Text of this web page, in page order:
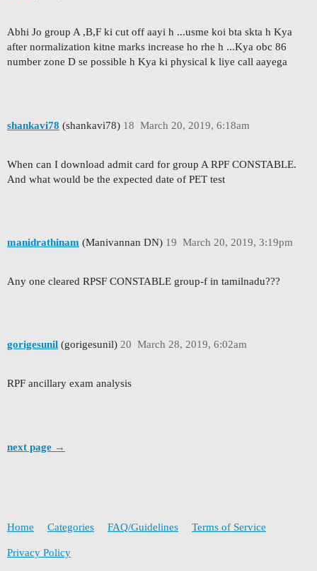
Abhi Jo group A ,B,F ki cut off aayi h ...usme koi bta skta h Kya
after normalization kitne marks increase ho rhe h ...Kya obc 86
number zone D se possible h Kya ki physical k liye call aayega
shankavi78 (shankavi78) March 20, 2019, 6:18am
18
When can I download admit card for group A RPF CONSTABLE.
And what would be the expected date of PET test
manidrathinam (Manivannan DN) March 20, 2019, 3:19pm
19
Any one cleared RPSF CONSTABLE group-f in tamilnadu???
gorigesunil (gorigesunil) March 28, 2019, 6:02am
20
RPF ancillary exam analysis
next page →
Home Categories FAQ/Guidelines Terms of Service
Privacy Policy